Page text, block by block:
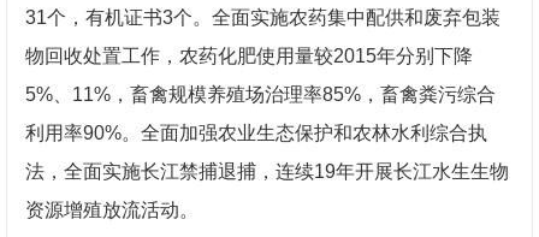
31个，有机证书3个。全面实施农药集中配供和废弃包装
物回收处置工作，农药化肥使用量较2015年分别下降
5%、11%，畜禽规模养殖场治理率85%，畜禽粪污综合
利用率90%。全面加强农业生态保护和农林水利综合执
法，全面实施长江禁捕退捕，连续19年开展长江水生生物
资源增殖放流活动。